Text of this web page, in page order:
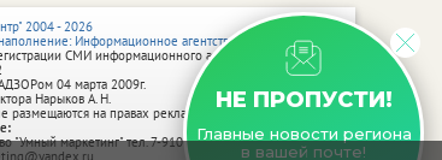
НЕ ПРОПУСТИ!
Главные новости региона
в вашей почте!
2004 - 2026
Информационное агентство vRossii.ru
СМИ информационного агентства vRossii.ru
04 марта 2009г.
Нарыков А. Н.
размещаются на правах рекламы.
"Умный маркетинг" тел. 7-910-267-70-40,